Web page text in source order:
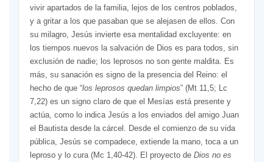
vivir apartados de la familia, lejos de los centros poblados,
y a gritar a los que pasaban que se alejasen de ellos. Con
su milagro, Jesús invierte esa mentalidad excluyente: en
los tiempos nuevos la salvación de Dios es para todos, sin
exclusión de nadie; los leprosos no son gente maldita. Es
más, su sanación es signo de la presencia del Reino: el
hecho de que “los leprosos quedan limpios” (Mt 11,5; Lc
7,22) es un signo claro de que el Mesías está presente y
actúa, como lo indica Jesús a los enviados del amigo Juan
el Bautista desde la cárcel. Desde el comienzo de su vida
pública, Jesús se compadece, extiende la mano, toca a un
leproso y lo cura (Mc 1,40-42). El proyecto de Dios no es